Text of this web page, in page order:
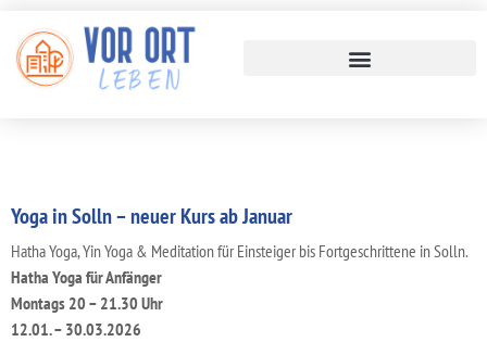
Yoga in Solln – neuer Kurs ab Januar
Hatha Yoga, Yin Yoga & Meditation für Einsteiger bis Fortgeschrittene in Solln.
Hatha Yoga für Anfänger
Montags 20 – 21.30 Uhr
12.01. – 30.03.2026